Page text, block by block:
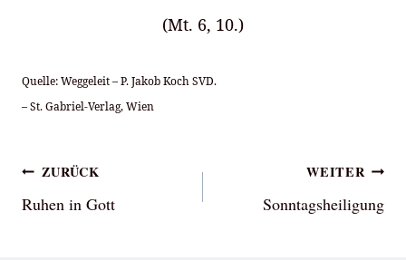
(Mt. 6, 10.)
Quelle: Weggeleit – P. Jakob Koch SVD.
– St. Gabriel-Verlag, Wien
Beitragsnavigation
ZURÜCK
Ruhen in Gott
WEITER
Sonntagsheiligung